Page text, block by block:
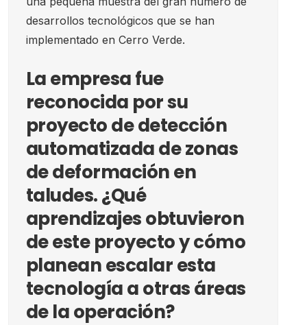
desarrollos tecnológicos que se han
implementado en Cerro Verde.
La empresa fue
reconocida por su
proyecto de detección
automatizada de zonas
de deformación en
taludes. ¿Qué
aprendizajes obtuvieron
de este proyecto y cómo
planean escalar esta
tecnología a otras áreas
de la operación?